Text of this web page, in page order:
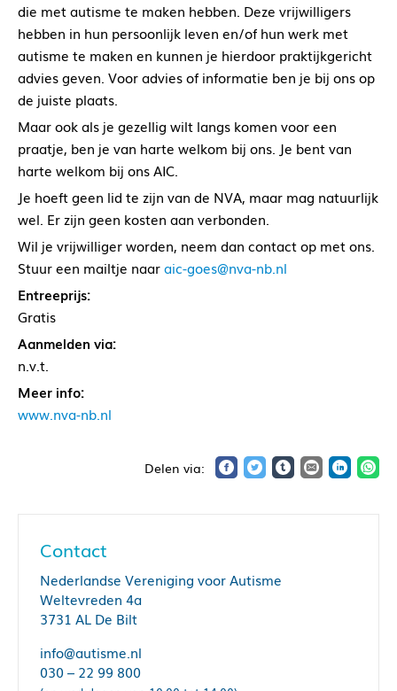
die met autisme te maken hebben. Deze vrijwilligers
hebben in hun persoonlijk leven en/of hun werk met
autisme te maken en kunnen je hierdoor praktijkgericht
advies geven. Voor advies of informatie ben je bij ons op
de juiste plaats.
Maar ook als je gezellig wilt langs komen voor een
praatje, ben je van harte welkom bij ons. Je bent van
harte welkom bij ons AIC.
Je hoeft geen lid te zijn van de NVA, maar mag natuurlijk
wel. Er zijn geen kosten aan verbonden.
Wil je vrijwilliger worden, neem dan contact op met ons.
Stuur een mailtje naaraic-goes@nva-nb.nl
Entreeprijs:
Gratis
Aanmelden via:
n.v.t.
Meer info:
www.nva-nb.nl
Contact
Nederlandse Vereniging voor Autisme
Weltevreden 4a
3731 AL De Bilt
info@autisme.nl
030 – 22 99 800